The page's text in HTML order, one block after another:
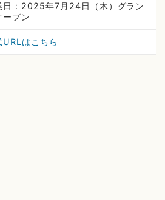
日：2025年7月24日（木）グラン
ープン
URLはこちら